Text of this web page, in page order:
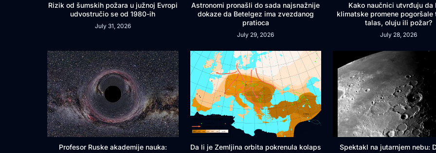
Rizik od šumskih požara u južnoj Evropi
udvostručio se od 1980-ih
July 31, 2026
Astronomi pronašli do sada najsnažnije
dokaze da Betelgez ima zvezdanog
pratioca
July 29, 2026
Kako naučnici utvrđuju da
klimatske promene pogoršale
talas, oluju ili požar?
July 28, 2026
Profesor Ruske akademije nauka:
Da li je Zemljina orbita pokrenula kolaps
Spektakl na jutarnjem nebu: